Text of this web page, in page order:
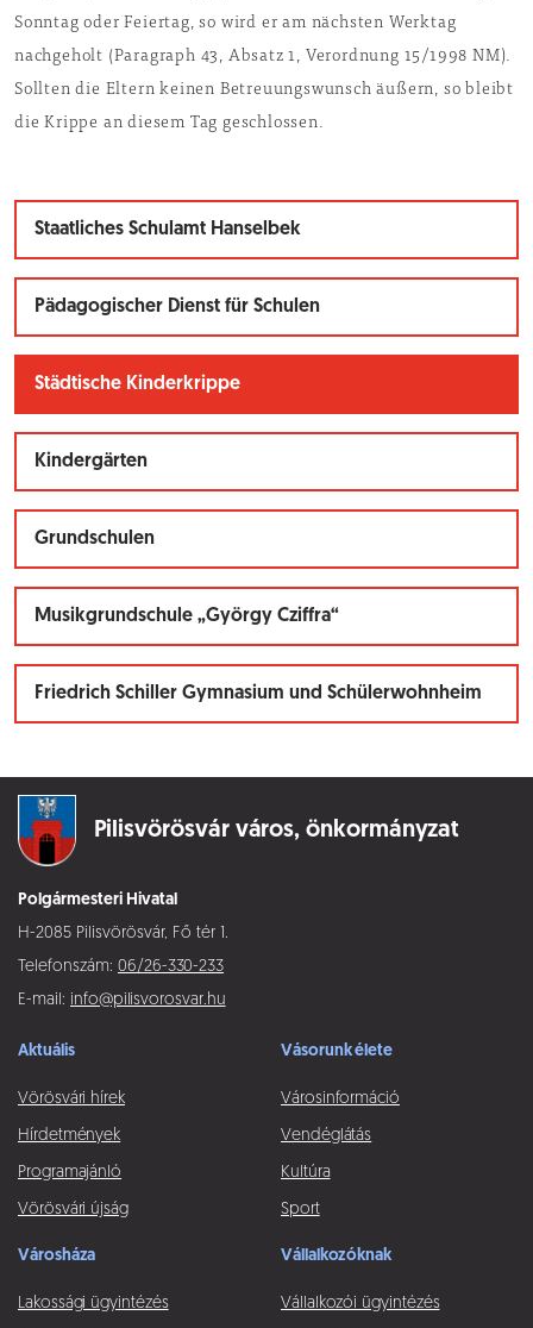
Sonntag oder Feiertag, so wird er am nächsten Werktag
nachgeholt (Paragraph 43, Absatz 1, Verordnung 15/1998 NM).
Sollten die Eltern keinen Betreuungswunsch äußern, so bleibt
die Krippe an diesem Tag geschlossen.
Staatliches Schulamt Hanselbek
Pädagogischer Dienst für Schulen
Städtische Kinderkrippe
Kindergärten
Grundschulen
Musikgrundschule „György Cziffra“
Friedrich Schiller Gymnasium und Schülerwohnheim
Pilisvörösvár város, önkormányzat
Polgármesteri Hivatal
H-2085 Pilisvörösvár, Fő tér 1.
Telefonszám: 06/26-330-233
E-mail: info@pilisvorosvar.hu
Aktuális
Vörösvári hírek
Hírdetmények
Programajánló
Vörösvári újság
Vásorunk élete
Városinformáció
Vendéglátás
Kultúra
Sport
Városháza
Lakossági ügyintézés
Vállalkozóknak
Vállalkozói ügyintézés